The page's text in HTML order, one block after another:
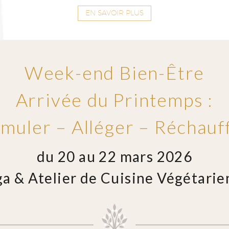
EN SAVOIR PLUS
Week-end Bien-Être
Arrivée du Printemps :
– Alléger –
du 20 au 22 mars 2026
& Atelier de Cuisine